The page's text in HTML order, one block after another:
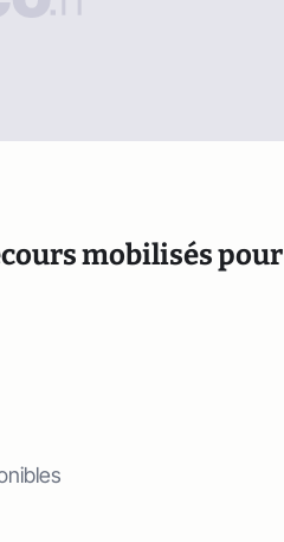
mobilisés pour